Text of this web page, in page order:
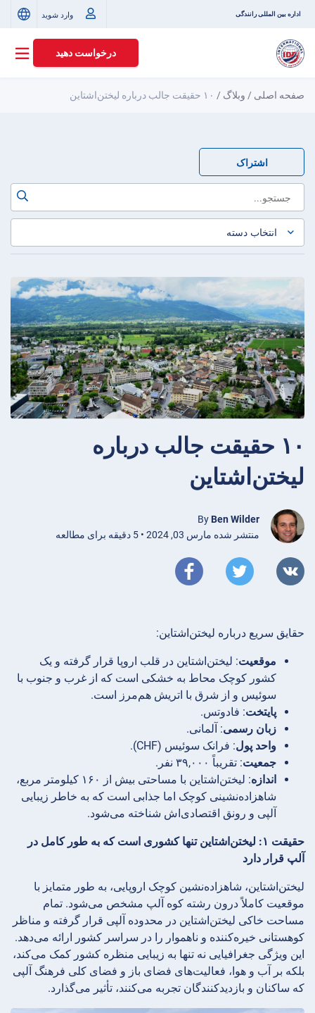
اداره بین المللی رانندگی وارد شوید
درخواست دهید
صفحه اصلی / وبلاگ / ۱۰ حقیقت جالب درباره لیختن‌اشتاین
اشتراک
۱۰ حقیقت جالب درباره
لیختن‌اشتاین
By Ben Wilder
منتشر شده مارس 03, 2024 • 5 دقیقه برای مطالعه
حقایق سریع درباره لیختن‌اشتاین:
موقعیت: لیختن‌اشتاین در قلب اروپا قرار گرفته و یک
کشور کوچک محاط به خشکی است که از غرب و جنوب با
سوئیس و از شرق با اتریش هم‌مرز است.
پایتخت: فادوتس.
زبان رسمی: آلمانی.
واحد پول: فرانک سوئیس (CHF).
جمعیت: تقریباً ۳۹,۰۰۰ نفر.
اندازه
: لیختن‌اشتاین با مساحتی بیش از ۱۶۰ کیلومتر مربع،
شاهزاده‌نشینی کوچک اما جذابی است که به خاطر زیبایی
آلپی و رونق اقتصادی‌اش شناخته می‌شود.
حقیقت ۱: لیختن‌اشتاین تنها کشوری است که به طور کامل در
آلپ قرار دارد
لیختن‌اشتاین، شاهزاده‌نشین کوچک اروپایی، به طور متمایز با
موقعیت کاملاً درون رشته کوه آلپ مشخص می‌شود. تمام
مساحت خاکی لیختن‌اشتاین در محدوده آلپی قرار گرفته و مناظر
کوهستانی خیره‌کننده و ناهموار را در سراسر کشور ارائه می‌دهد.
این ویژگی جغرافیایی نه تنها به زیبایی منظره کشور کمک می‌کند،
بلکه بر آب و هوا، فعالیت‌های فضای باز و فضای کلی فرهنگ آلپی
که ساکنان و بازدیدکنندگان تجربه می‌کنند، تأثیر می‌گذارد.